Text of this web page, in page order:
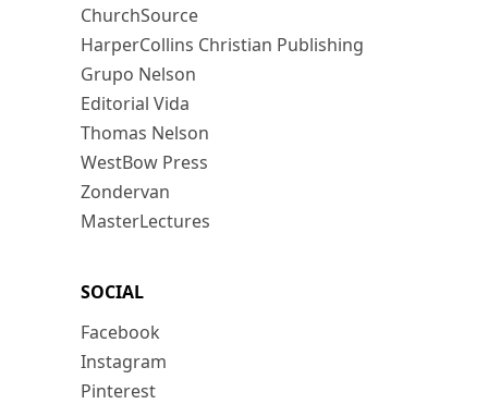
ChurchSource
HarperCollins Christian Publishing
Grupo Nelson
Editorial Vida
Thomas Nelson
WestBow Press
Zondervan
MasterLectures
SOCIAL
Facebook
Instagram
Pinterest